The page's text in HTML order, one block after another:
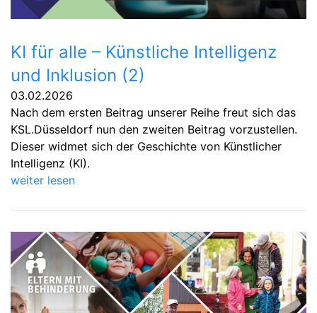
KI für alle – Künstliche Intelligenz
und Inklusion (2)
03.02.2026
Nach dem ersten Beitrag unserer Reihe freut sich das
KSL.Düsseldorf nun den zweiten Beitrag vorzustellen.
Dieser widmet sich der Geschichte von Künstlicher
Intelligenz (KI).
weiter lesen